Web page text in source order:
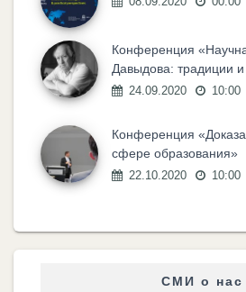
Конференция
Давыдова: традиции
24.09.2020 10:00
Конференция
сфере образования»
22.10.2020 10:00
СМИ о нас